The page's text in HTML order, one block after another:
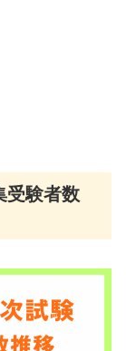
受験者数